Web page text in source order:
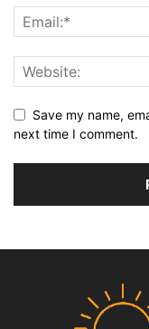
Save my name,
next time I comment.